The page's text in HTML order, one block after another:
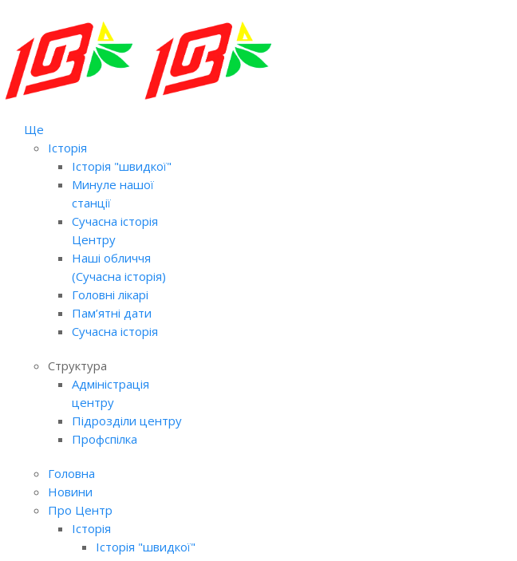
Ще
Історія
Історія "швидкої"
Минуле нашої
станції
Сучасна історія
Центру
Наші обличчя
(Сучасна історія)
Головні лікарі
Пам’ятні дати
Сучасна історія
Структура
Адміністрація
центру
Підрозділи центру
Профспілка
Головна
Новини
Про Центр
Історія
Історія "швидкої"